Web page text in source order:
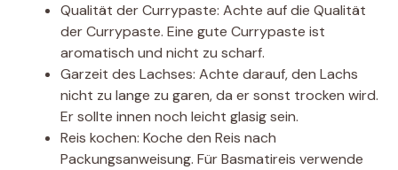
Qualität der Currypaste: Achte auf die Qualität
der Currypaste. Eine gute Currypaste ist
aromatisch und nicht zu scharf.
Garzeit des Lachses: Achte darauf, den Lachs
nicht zu lange zu garen, da er sonst trocken wird.
Er sollte innen noch leicht glasig sein.
Reis kochen: Koche den Reis nach
Packungsanweisung. Für Basmatireis verwende